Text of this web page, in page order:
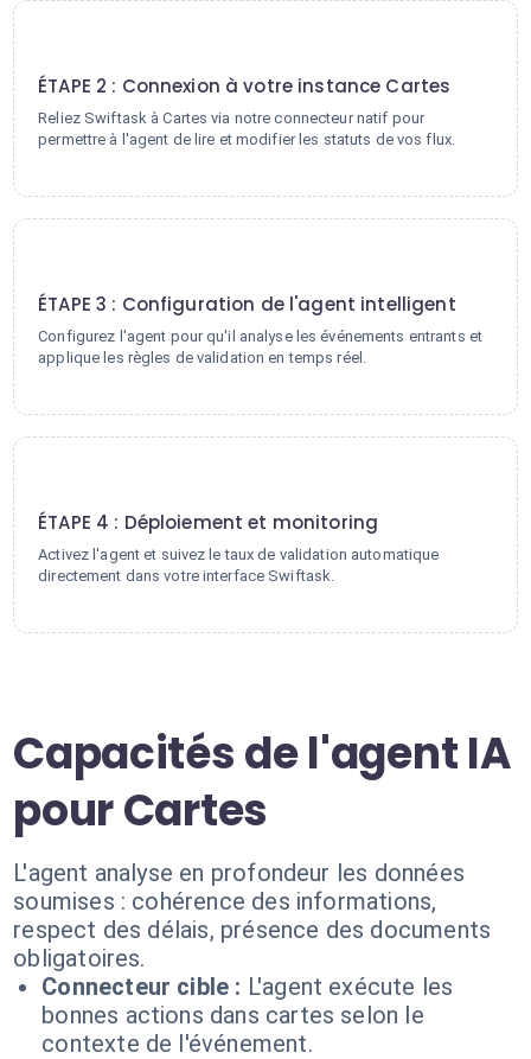
ÉTAPE 2 : Connexion à votre instance Cartes
Reliez Swiftask à Cartes via notre connecteur natif pour
permettre à l'agent de lire et modifier les statuts de vos flux.
ÉTAPE 3 : Configuration de l'agent intelligent
Configurez l'agent pour qu'il analyse les événements entrants et
applique les règles de validation en temps réel.
ÉTAPE 4 : Déploiement et monitoring
Activez l'agent et suivez le taux de validation automatique
directement dans votre interface Swiftask.
Capacités de l'agent IA
pour Cartes
L'agent analyse en profondeur les données
soumises : cohérence des informations,
respect des délais, présence des documents
obligatoires.
Connecteur cible : L'agent exécute les
bonnes actions dans cartes selon le
contexte de l'événement.